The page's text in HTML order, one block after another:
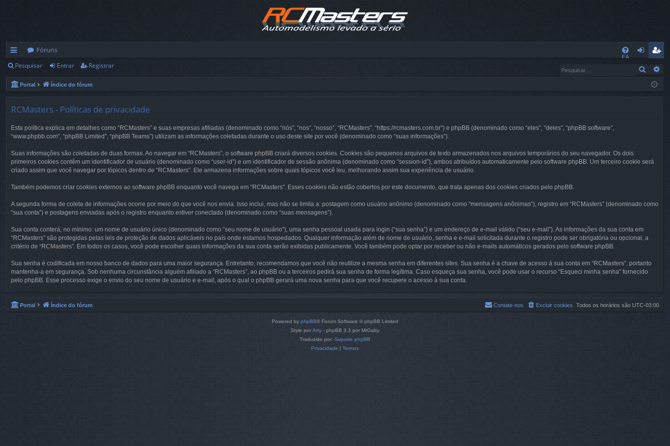
in
ks
pi
d
Fóruns
FA
nt
eg
ist
Pesquisar Entrar Registrar
Portal Índice do fórum
RCMasters - Políticas de privacidade
Esta política explica em detalhes como “RCMasters” e suas empresas afiliadas (denominado como “nós”, “nos”, “nosso”, “RCMasters”, “https://rcmasters.com.br”) e phpBB (denominado como “eles”, “deles”, “phpBB software”,
“www.phpbb.com”, “phpBB Limited”, “phpBB Teams”) utilizam as informações coletadas durante o uso deste site por você (denominado como “suas informações”).
Suas informações são coletadas de duas formas. Ao navegar em “RCMasters”, o software phpBB criará diversos cookies. Cookies são pequenos arquivos de texto armazenados nos arquivos temporários do seu navegador. Os dois
primeiros cookies contêm um identificador de usuário (denominado como “user-id”) e um identificador de sessão anônima (denominado como “session-id”), ambos atribuídos automaticamente pelo software phpBB. Um terceiro cookie será
criado assim que você navegar por tópicos dentro de “RCMasters”. Ele armazena informações sobre quais tópicos você leu, melhorando assim sua experiência de usuário.
Também podemos criar cookies externos ao software phpBB enquanto você navega em “RCMasters”. Esses cookies não estão cobertos por este documento, que trata apenas dos cookies criados pelo phpBB.
A segunda forma de coleta de informações ocorre por meio do que você nos envia. Isso inclui, mas não se limita a: postagem como usuário anônimo (denominado como “mensagens anônimas”), registro em “RCMasters” (denominado como
“sua conta”) e postagens enviadas após o registro enquanto estiver conectado (denominado como “suas mensagens”).
Sua conta conterá, no mínimo: um nome de usuário único (denominado como “seu nome de usuário”), uma senha pessoal usada para login (“sua senha”) e um endereço de e-mail válido (“seu e-mail”). As informações da sua conta em
“RCMasters” são protegidas pelas leis de proteção de dados aplicáveis no país onde estamos hospedados. Qualquer informação além de nome de usuário, senha e e-mail solicitada durante o registro pode ser obrigatória ou opcional, a
critério de “RCMasters”. Em todos os casos, você pode escolher quais informações da sua conta serão exibidas publicamente. Você também pode optar por receber ou não e-mails automáticos gerados pelo software phpBB.
Sua senha é codificada em nosso banco de dados para uma maior segurança. Entretanto, recomendamos que você não reutilize a mesma senha em diferentes sites. Sua senha é a chave de acesso à sua conta em “RCMasters”, portanto
mantenha-a em segurança. Sob nenhuma circunstância alguém afiliado a “RCMasters”, ao phpBB ou a terceiros pedirá sua senha de forma legítima. Caso esqueça sua senha, você pode usar o recurso “Esqueci minha senha” fornecido
pelo phpBB. Esse processo exige o envio do seu nome de usuário e e-mail, após o qual o phpBB gerará uma nova senha para que você recupere o acesso à sua conta.
Portal Índice do fórum Todos os horários são UTC-03:00
Excluir cookies
Contate-nos
Powered by phpBB® Forum Software © phpBB Limited
Style por Arty - phpBB 3.3 por MrGaby
Traduzido por: Suporte phpBB
Privacidade | Termos